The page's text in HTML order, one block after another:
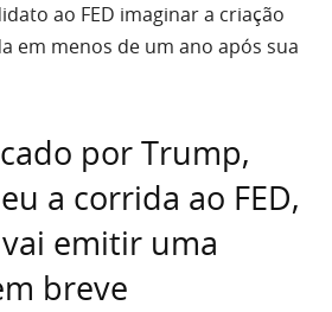
ao FED imaginar a criação
em menos de um ano após sua
por Trump,
a corrida ao FED,
emitir uma
breve